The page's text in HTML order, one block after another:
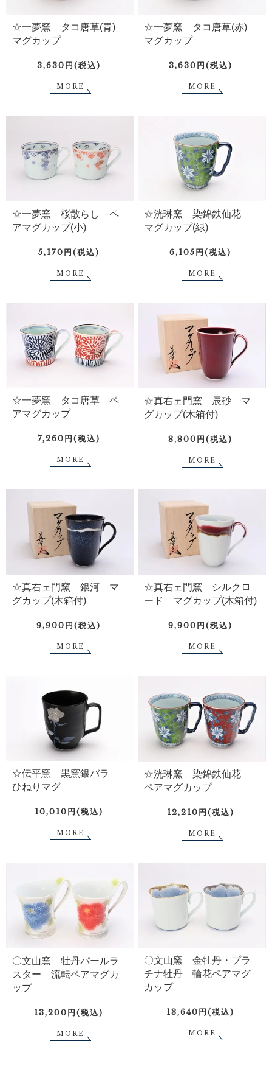
☆一夢窯 タコ唐草(青)
マグカップ
3,630円(税込)
MORE
☆一夢窯 タコ唐草(赤)
マグカップ
3,630円(税込)
MORE
☆一夢窯 桜散らし ペ
アマグカップ(小)
5,170円(税込)
MORE
☆洸琳窯 染錦鉄仙花
マグカップ(緑)
6,105円(税込)
MORE
☆一夢窯 タコ唐草 ペ
アマグカップ
7,260円(税込)
MORE
☆真右ェ門窯 辰砂 マ
グカップ(木箱付)
8,800円(税込)
MORE
☆真右ェ門窯 銀河 マ
グカップ(木箱付)
9,900円(税込)
MORE
☆真右ェ門窯 シルクロ
ード マグカップ(木箱付)
9,900円(税込)
MORE
☆伝平窯 黒窯銀バラ
ひねりマグ
10,010円(税込)
MORE
☆洸琳窯 染錦鉄仙花
ペアマグカップ
12,210円(税込)
MORE
〇文山窯 牡丹パールラ
スター 流転ペアマグカ
ップ
13,200円(税込)
MORE
〇文山窯 金牡丹・プラ
チナ牡丹 輪花ペアマグ
カップ
13,640円(税込)
MORE